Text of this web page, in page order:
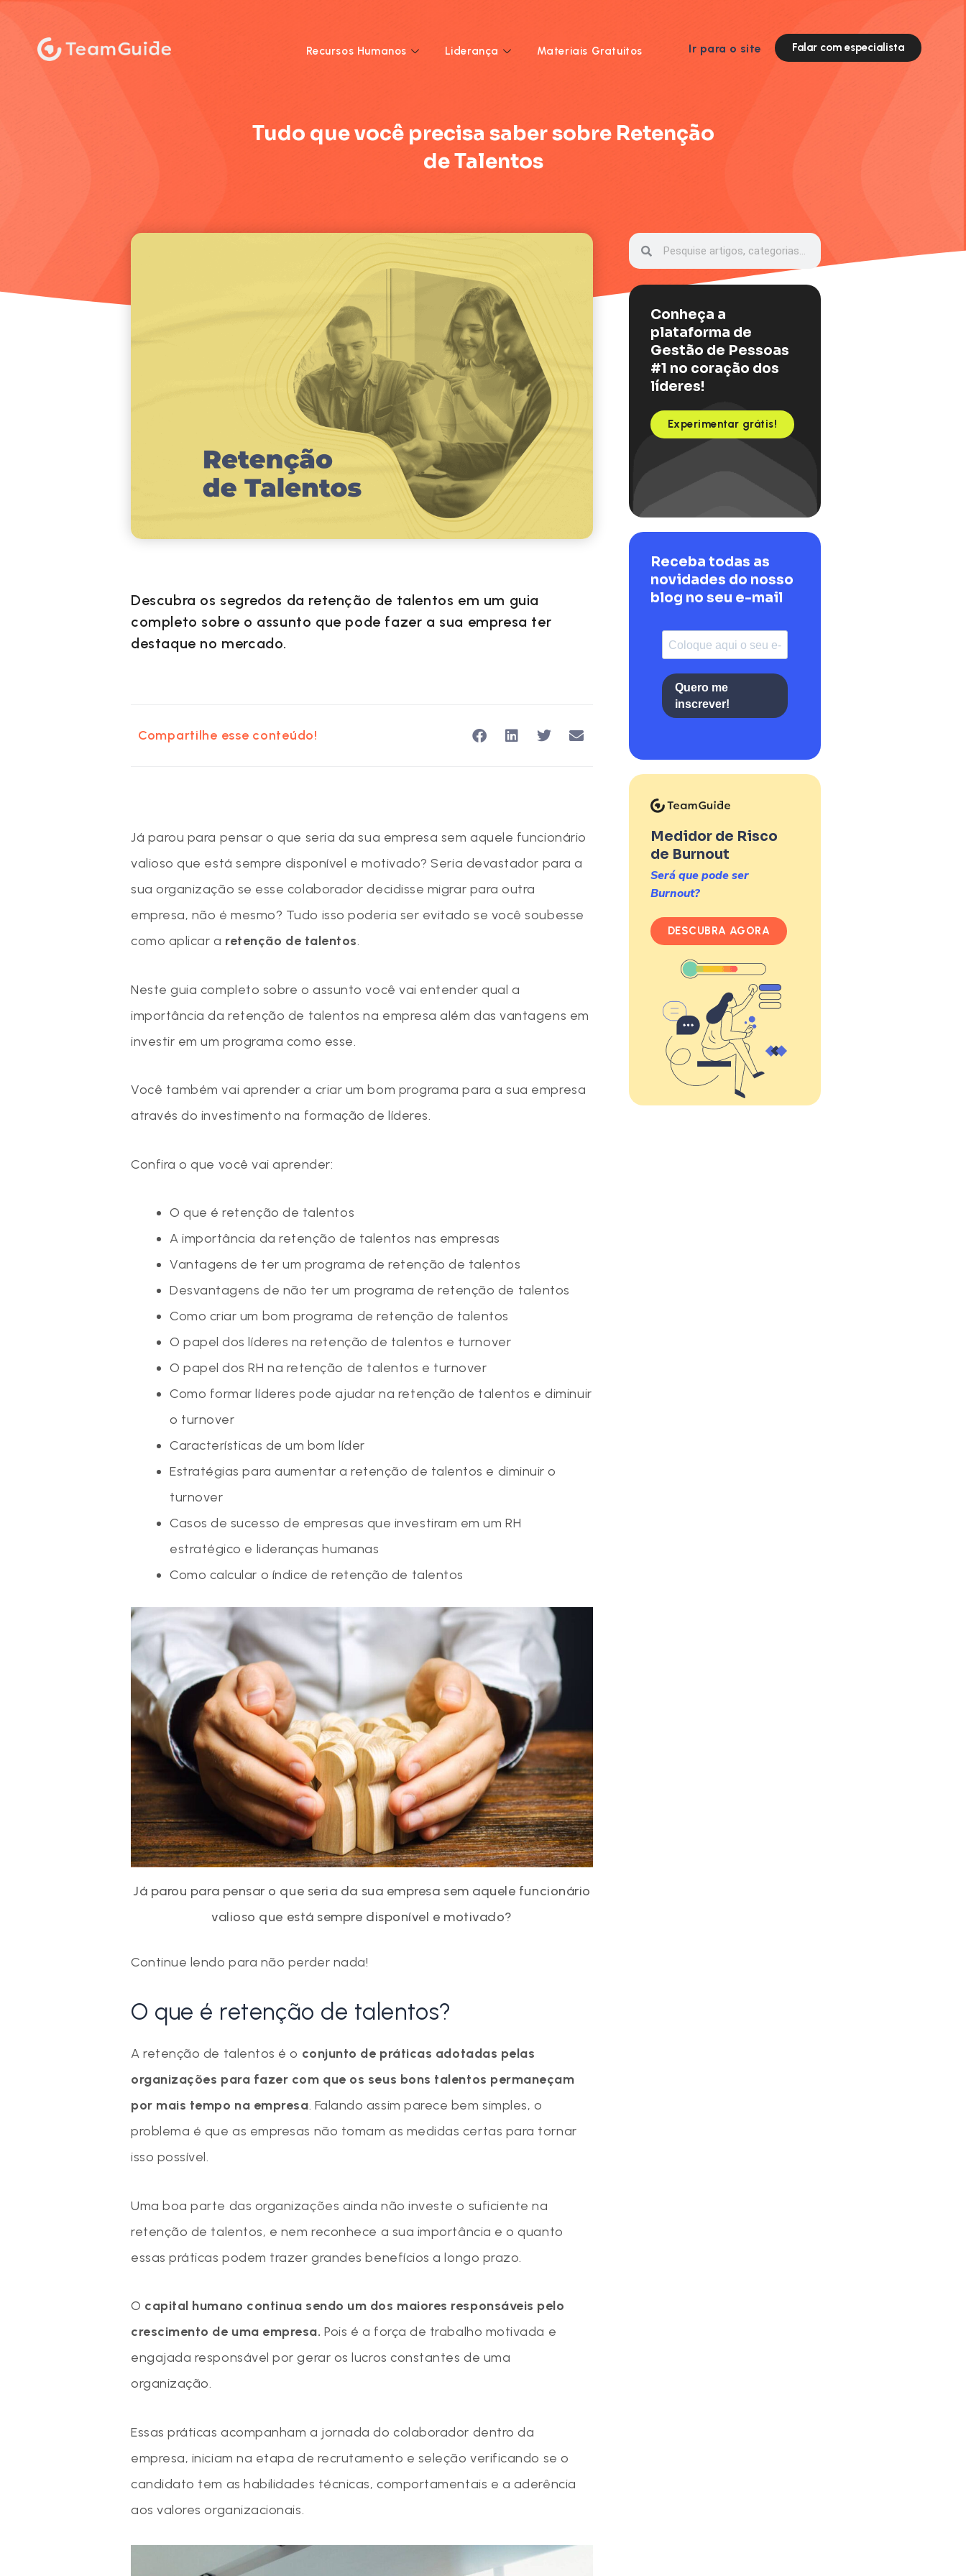
Recursos Humanos Liderança Materiais Gratuitos Ir para o site Falar com especialista
Tudo que você precisa saber sobre Retenção
de Talentos
Descubra os segredos da retenção de talentos em um guia
completo sobre o assunto que pode fazer a sua empresa ter
destaque no mercado.
Compartilhe esse conteúdo!
Já parou para pensar o que seria da sua empresa sem aquele funcionário
valioso que está sempre disponível e motivado? Seria devastador para a
sua organização se esse colaborador decidisse migrar para outra
empresa, não é mesmo? Tudo isso poderia ser evitado se você soubesse
como aplicar a retenção de talentos.
Neste guia completo sobre o assunto você vai entender qual a
importância da retenção de talentos na empresa além das vantagens em
investir em um programa como esse.
Você também vai aprender a criar um bom programa para a sua empresa
através do investimento na formação de líderes.
Confira o que você vai aprender:
O que é retenção de talentos
A importância da retenção de talentos nas empresas
Vantagens de ter um programa de retenção de talentos
Desvantagens de não ter um programa de retenção de talentos
Como criar um bom programa de retenção de talentos
O papel dos líderes na retenção de talentos e turnover
O papel dos RH na retenção de talentos e turnover
Como formar líderes pode ajudar na retenção de talentos e diminuir
o turnover
Características de um bom líder
Estratégias para aumentar a retenção de talentos e diminuir o
turnover
Casos de sucesso de empresas que investiram em um RH
estratégico e lideranças humanas
Como calcular o índice de retenção de talentos
Já parou para pensar o que seria da sua empresa sem aquele funcionário
valioso que está sempre disponível e motivado?
Continue lendo para não perder nada!
O que é retenção de talentos?
A retenção de talentos é o conjunto de práticas adotadas pelas
organizações para fazer com que os seus bons talentos permaneçam
por mais tempo na empresa. Falando assim parece bem simples, o
problema é que as empresas não tomam as medidas certas para tornar
isso possível.
Uma boa parte das organizações ainda não investe o suficiente na
retenção de talentos, e nem reconhece a sua importância e o quanto
essas práticas podem trazer grandes benefícios a longo prazo.
O capital humano continua sendo um dos maiores responsáveis pelo
crescimento de uma empresa.Pois é a força de trabalho motivada e
engajada responsável por gerar os lucros constantes de uma
organização.
Essas práticas acompanham a jornada do colaborador dentro da
empresa, iniciam na etapa de recrutamento e seleção verificando se o
candidato tem as habilidades técnicas, comportamentais e a aderência
aos valores organizacionais.
Conheça a
plataforma de
Gestão de Pessoas
#1 no coração dos
líderes!
Experimentar grátis!
Receba todas as
novidades do nosso
blog no seu e-mail
Quero me
inscrever!
Medidor de Risco
de Burnout
Será que pode ser
Burnout?
DESCUBRA AGORA